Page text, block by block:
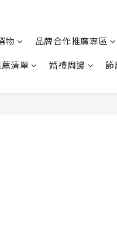
物 品牌合作推廣專區
清單
婚禮周邊 節